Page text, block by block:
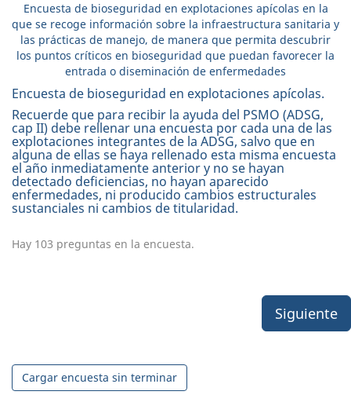
Encuesta de bioseguridad en explotaciones apícolas en la
que se recoge información sobre la infraestructura sanitaria y
las prácticas de manejo, de manera que permita descubrir
los puntos críticos en bioseguridad que puedan favorecer la
entrada o diseminación de enfermedades
Encuesta de bioseguridad en explotaciones apícolas.
Recuerde que para recibir la ayuda del PSMO (ADSG,
cap II) debe rellenar una encuesta por cada una de las
explotaciones integrantes de la ADSG, salvo que en
alguna de ellas se haya rellenado esta misma encuesta
el año inmediatamente anterior y no se hayan
detectado deficiencias, no hayan aparecido
enfermedades, ni producido cambios estructurales
sustanciales ni cambios de titularidad.
Hay 103 preguntas en la encuesta.
Siguiente
Cargar encuesta sin terminar